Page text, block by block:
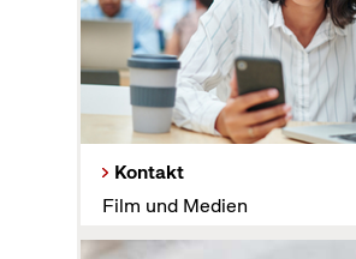
Kontakt
Film und Medien